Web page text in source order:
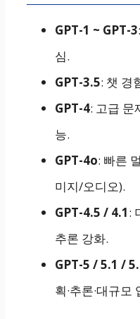
GPT-1 ~ GPT-3
심.
GPT-3.5: 챗 경
GPT-4: 고급 문
능.
GPT-4o: 빠른
미지/오디오).
GPT-4.5 / 4.1:
추론 강화.
GPT-5 / 5.1 /
획·추론·대규